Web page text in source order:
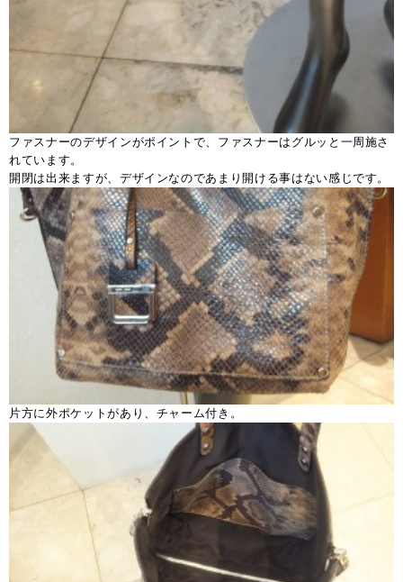
ファスナーのデザインがポイントで、ファスナーはグルッと一周施さ
れています。
開閉は出来ますが、デザインなのであまり開ける事はない感じです。
片方に外ポケットがあり、チャーム付き。